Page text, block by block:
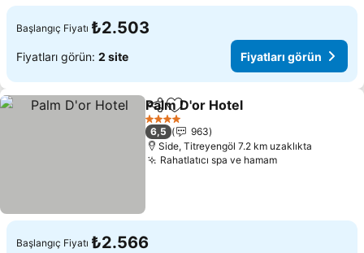
Başlangıç Fiyatı ₺2.503
Fiyatları görün: 2 site Fiyatları görün
PaylaşFavorilerime ekle
Palm D'or Hotel
4 Yıldız
6,5
963
Side, Titreyengöl 7.2 km uzaklıkta
Rahatlatıcı spa ve hamam
Başlangıç Fiyatı ₺2.566